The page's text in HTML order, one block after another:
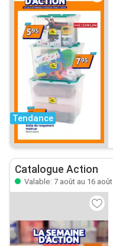
Tendance
Catalogue Action
Valable: 7 août au 16 août